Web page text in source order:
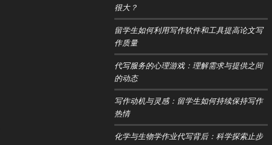
很大？
留学生如何利用写作软件和工具提高论文写
作质量
代写服务的心理游戏：理解需求与提供之间
的动态
写作动机与灵感：留学生如何持续保持写作
热情
化学与生物学作业代写背后：科学探索止步